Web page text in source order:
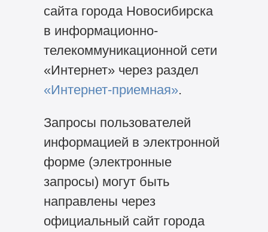
сайта города Новосибирска
в информационно-
телекоммуникационной сети
«Интернет» через раздел
«Интернет-приемная».
Запросы пользователей
информацией в электронной
форме (электронные
запросы) могут быть
направлены через
официальный сайт города